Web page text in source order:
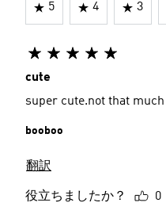
5 4 3
cute
super cute.not that
booboo
翻訳
役立ちましたか？ 0